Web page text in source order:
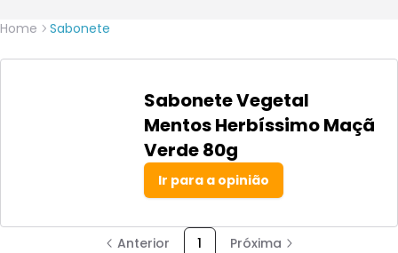
Home Sabonete
Sabonete Vegetal
Mentos Herbíssimo Maçã
Verde 80g
Ir para a opinião
Anterior 1 Próxima